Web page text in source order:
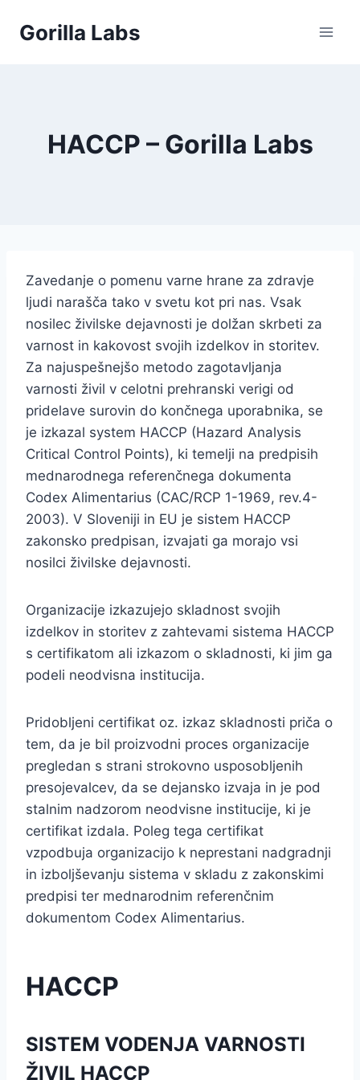
Gorilla Labs
HACCP – Gorilla Labs
Zavedanje o pomenu varne hrane za zdravje
ljudi narašča tako v svetu kot pri nas. Vsak
nosilec živilske dejavnosti je dolžan skrbeti za
varnost in kakovost svojih izdelkov in storitev.
Za najuspešnejšo metodo zagotavljanja
varnosti živil v celotni prehranski verigi od
pridelave surovin do končnega uporabnika, se
je izkazal system HACCP (Hazard Analysis
Critical Control Points), ki temelji na predpisih
mednarodnega referenčnega dokumenta
Codex Alimentarius (CAC/RCP 1-1969, rev.4-
2003). V Sloveniji in EU je sistem HACCP
zakonsko predpisan, izvajati ga morajo vsi
nosilci živilske dejavnosti.
Organizacije izkazujejo skladnost svojih
izdelkov in storitev z zahtevami sistema HACCP
s certifikatom ali izkazom o skladnosti, ki jim ga
podeli neodvisna institucija.
Pridobljeni certifikat oz. izkaz skladnosti priča o
tem, da je bil proizvodni proces organizacije
pregledan s strani strokovno usposobljenih
presojevalcev, da se dejansko izvaja in je pod
stalnim nadzorom neodvisne institucije, ki je
certifikat izdala. Poleg tega certifikat
vzpodbuja organizacijo k neprestani nadgradnji
in izboljševanju sistema v skladu z zakonskimi
predpisi ter mednarodnim referenčnim
dokumentom Codex Alimentarius.
HACCP
SISTEM VODENJA VARNOSTI
ŽIVIL HACCP